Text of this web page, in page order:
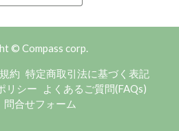
© Compass corp.
約 特定商取引法に基づく表記
リシー
よくあるご質問(FAQs)
問合せフォーム